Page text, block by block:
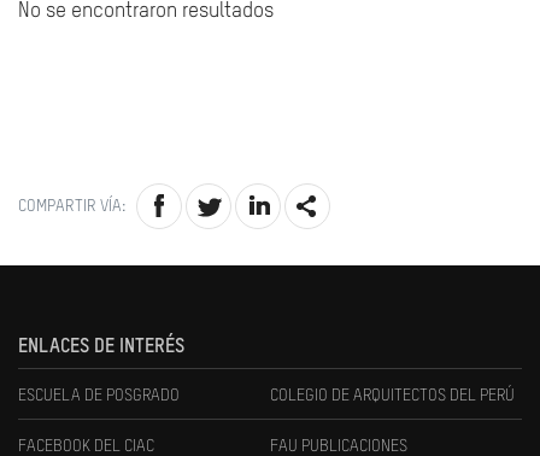
No se encontraron resultados
COMPARTIR VÍA:
ENLACES DE INTERÉS
ESCUELA DE POSGRADO COLEGIO DE ARQUITECTOS DEL PERÚ
FACEBOOK DEL CIAC FAU PUBLICACIONES